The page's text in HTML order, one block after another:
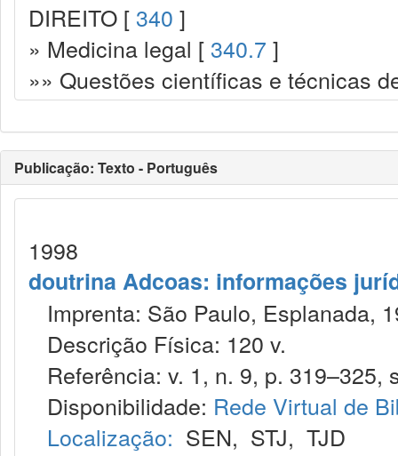
DIREITO [ 340 ]
» Medicina legal [ 340.7 ]
»» Questões científicas e técnicas
Publicação: Texto - Português
1998
doutrina Adcoas: informações
Imprenta: São Paulo, Esplanada,
Descrição Física: 120 v.
Referência: v. 1, n. 9, p. 319–325,
Disponibilidade: Rede Virtual de
Localização: SEN, STJ, TJD